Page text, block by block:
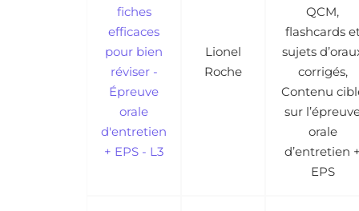
fiches
efficaces
pour bien
réviser -
Épreuve
orale
d'entretien
+ EPS - L3
Lionel
Roche
QCM,
flashcards
sujets
corrigés,
Contenu
sur
orale
d’entretien
EPS